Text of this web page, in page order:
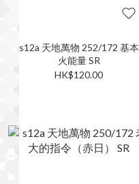
s12a 天地萬物 252/172 基本
火能量 SR
HK$120.00